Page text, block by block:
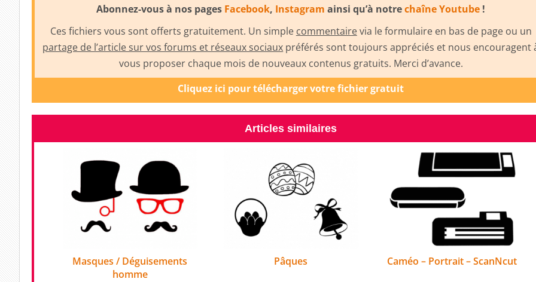
Abonnez-vous à nos pages Facebook, Instagram ainsi qu’à notrechaîne Youtube !
Ces fichiers vous sont offerts gratuitement. Un simple commentairevia le formulaire en bas de page ou un
partage de l’article sur vos forums et réseaux sociaux préférés sont toujours appréciés et nous encouragent
vous proposer chaque mois de nouveaux contenus gratuits. Merci d’avance.
Cliquez ici pour télécharger votre fichier gratuit
Articles similaires
Masques / Déguisements
homme
Pâques Caméo – Portrait – ScanNcut